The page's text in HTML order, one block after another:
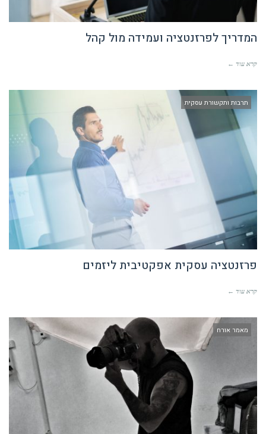
המדריך לפרזנטציה ועמידה מול קהל
קרא עוד ←
תרבות ותקשורת עסקית
פרזנטציה עסקית אפקטיבית ליזמים
קרא עוד ←
מאמר אורח